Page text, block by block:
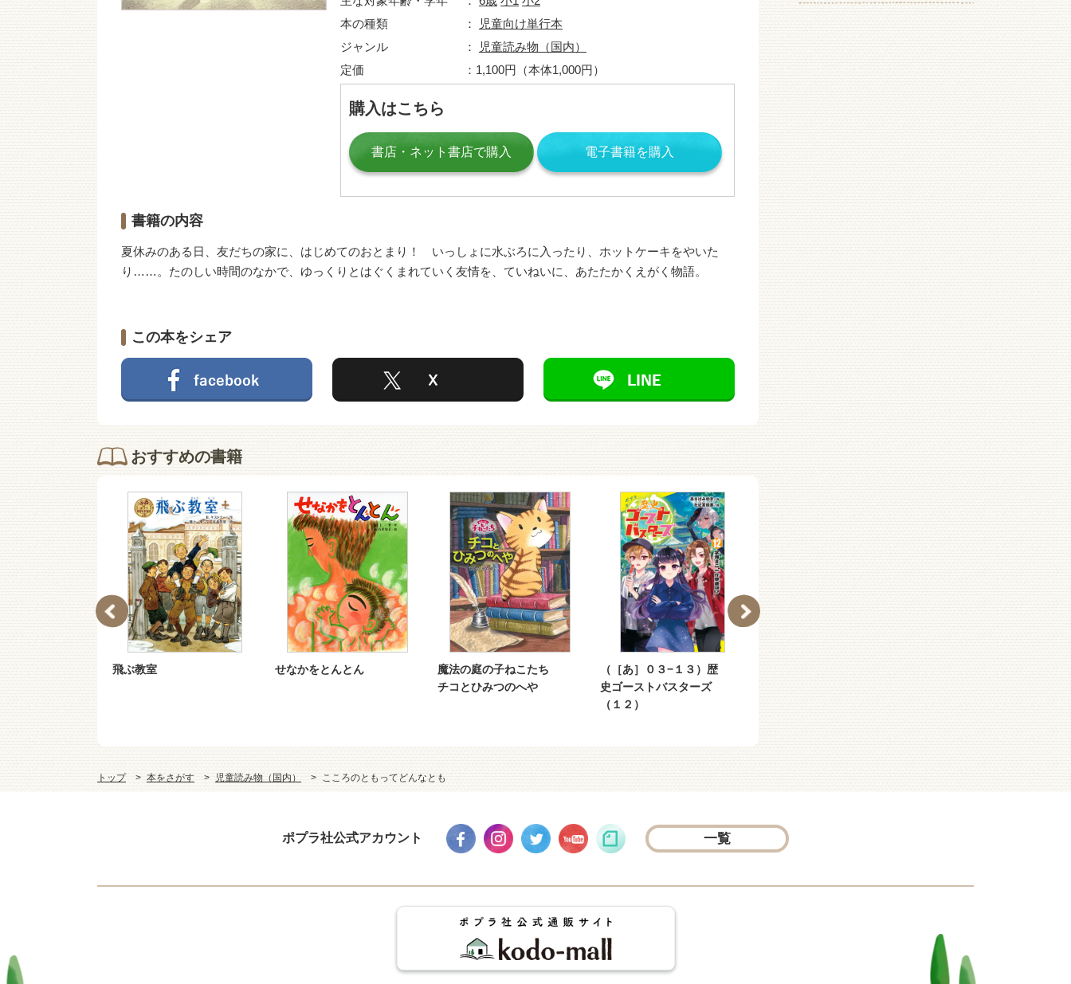
本の種類
児童向け単行本
ジャンル
児童読み物（国内）
定価
1,100円（本体1,000円）
購入はこちら
書店・ネット書店で購入 電子書籍を購入
書籍の内容
夏休みのある日、友だちの家に、はじめてのおとまり！ いっしょに水ぶろに入ったり、ホットケーキをやいた
り……。たのしい時間のなかで、ゆっくりとはぐくまれていく友情を、ていねいに、あたたかくえがく物語。
この本をシェア
おすすめの書籍
飛ぶ教室 せなかをとんとん
魔法の庭の子ねこたち
チコとひみつのへや
（［あ］０３−１３）歴
史ゴーストバスターズ
（１２）
トップ 本をさがす 児童読み物（国内） こころのともってどんなとも
ポプラ社公式アカウント 一覧